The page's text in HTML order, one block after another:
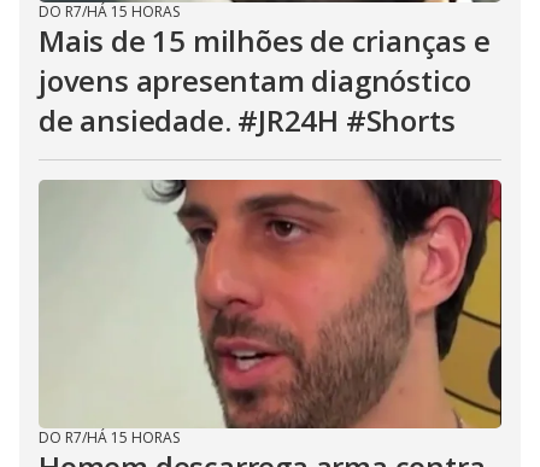
DO R7/HÁ 15 HORAS
Mais de 15 milhões de crianças e
jovens apresentam diagnóstico
de ansiedade. #JR24H #Shorts
DO R7/HÁ 15 HORAS